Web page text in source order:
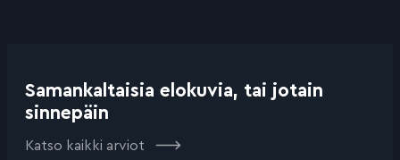
Samankaltaisia elokuvia, tai jotain
sinnepäin
Katso kaikki arviot